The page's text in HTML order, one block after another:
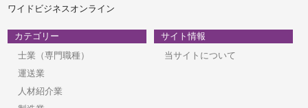
ワイドビジネスオンライン
カテゴリー
士業（専門職種）
運送業
人材紹介業
サイト情報
当サイトについて